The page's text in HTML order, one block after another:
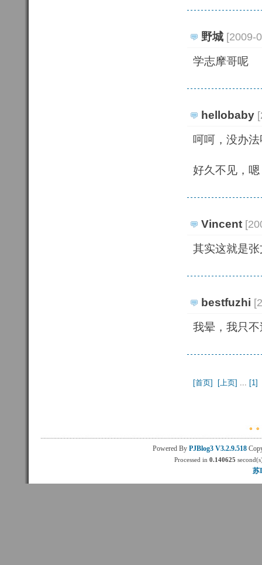
野城 [2009-
学志摩哥呢
hellobaby
呵呵，没办
好久不见，
Vincent
其实这就是
bestfuzhi
我晕，我只
[首页] [上页] ... [1]
Powered By PJBlog3 V3.2.9.518
Processed in0.140625
苏